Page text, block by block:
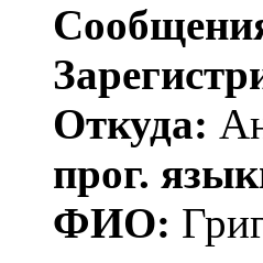
Откуда:
прог.
ФИО: